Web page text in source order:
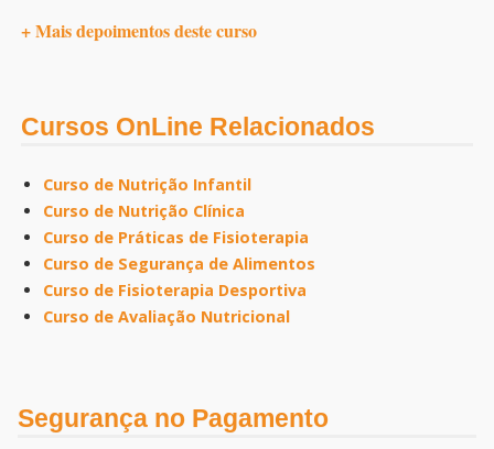
+ Mais depoimentos deste curso
Cursos OnLine Relacionados
Curso de Nutrição Infantil
Curso de Nutrição Clínica
Curso de Práticas de Fisioterapia
Curso de Segurança de Alimentos
Curso de Fisioterapia Desportiva
Curso de Avaliação Nutricional
Segurança no Pagamento